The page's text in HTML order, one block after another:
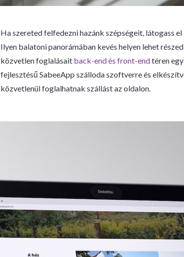
Ha szereted felfedezni hazánk szépségeit, látogass
Ilyen balatoni panorámában kevés helyen lehet
közvetlen foglalásait back-end és front-endtéren
fejlesztésű SabeeApp szálloda szoftverre és
közvetlenül foglalhatnak szállást az oldalon.